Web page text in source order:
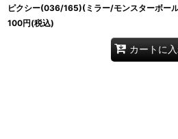
ピクシー(036/165)(ミラー/モンスターボー
100円(税込)
カートに